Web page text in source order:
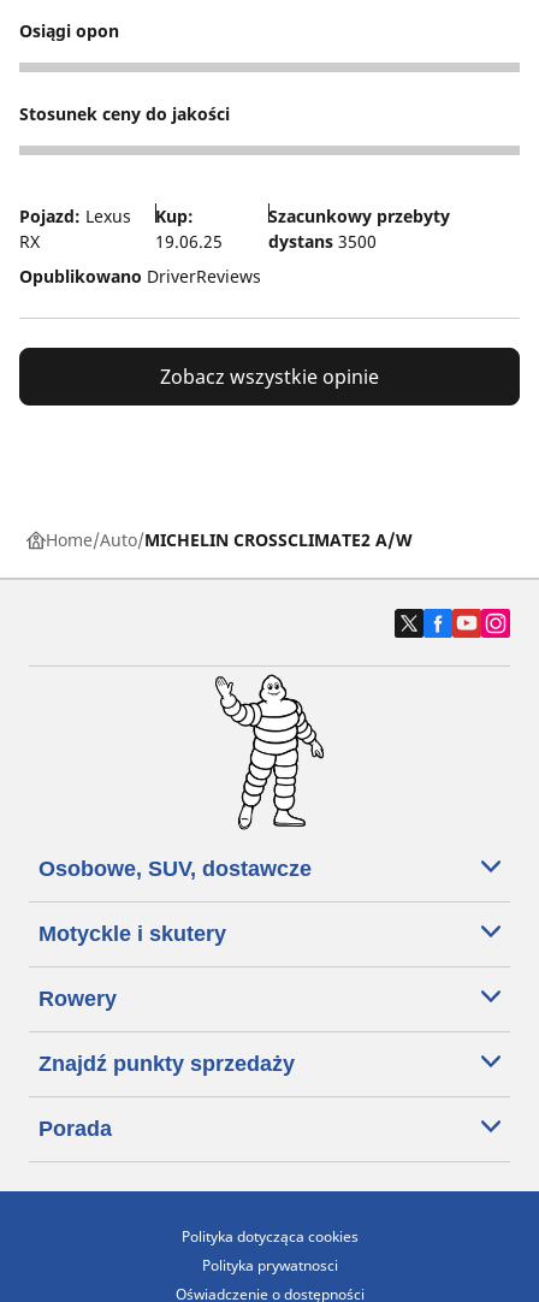
Osiągi opon
5
Stosunek ceny do jakości
4
Pojazd: Lexus
RX
Kup:
19.06.25
Szacunkowy przebyty
dystans 3500
Opublikowano DriverReviews
Zobacz wszystkie opinie
Home Auto MICHELIN CROSSCLIMATE2 A/W
Osobowe, SUV, dostawcze
Motyckle i skutery
Rowery
Znajdź punkty sprzedaży
Porada
Polityka dotycząca cookies
Polityka prywatnosci
Oświadczenie o dostępności